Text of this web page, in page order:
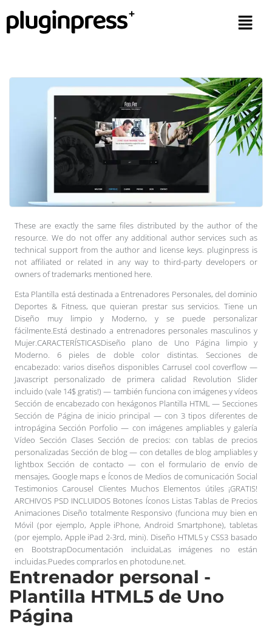
These are exactly the same files distributed by the author of the
resource. We do not offer any additional author services such as
technical support from the author and license keys. pluginpress is
not affiliated or related in any way to third-party developers or
owners of trademarks mentioned here.
Esta Plantilla está destinada a Entrenadores Personales, del dominio
Deportes & Fitness, que quieran prestar sus servicios. Tiene un
Diseño muy limpio y Moderno, y se puede personalizar
fácilmente.Está destinado a entrenadores personales masculinos y
Mujer.CARACTERÍSTICASDiseño plano de Uno Página limpio y
Moderno. 6 pieles de doble color distintas. Secciones de
encabezado: varios diseños disponibles Carrusel cool coverflow —
Javascript personalizado de primera calidad Revolution Slider
incluido (vale 14$ gratis!) — también funciona con imágenes y vídeos
Sección de encabezado con hexágonos Plantilla HTML — Secciones
Sección de Página de inicio principal — con 3 tipos diferentes de
intropágina Sección Porfolio — con imágenes ampliables y galería
Vídeo Sección Clases Sección de precios: con tablas de precios
personalizadas Sección de blog — con detalles de blog ampliables y
lightbox Sección de contacto — con el formulario de envío de
mensajes, Google maps e Íconos de Medios de comunicación Social
Testimonios Carousel Clientes Muchos Elementos útiles ¡GRATIS!
ARCHIVOS PSD INCLUIDOS Botones Íconos Listas Tablas de Precios
Animaciones Diseño totalmente Responsivo (funciona muy bien en
Móvil (por ejemplo, Apple iPhone, Android Smartphone), tabletas
(por ejemplo, Apple iPad 2-3rd, mini). Diseño HTML5 y CSS3 basado
en BootstrapDocumentación incluidaLas imágenes no están
incluidas.Puedes comprarlos en photodune.net.
Entrenador personal -
Plantilla HTML5 de Uno
Página